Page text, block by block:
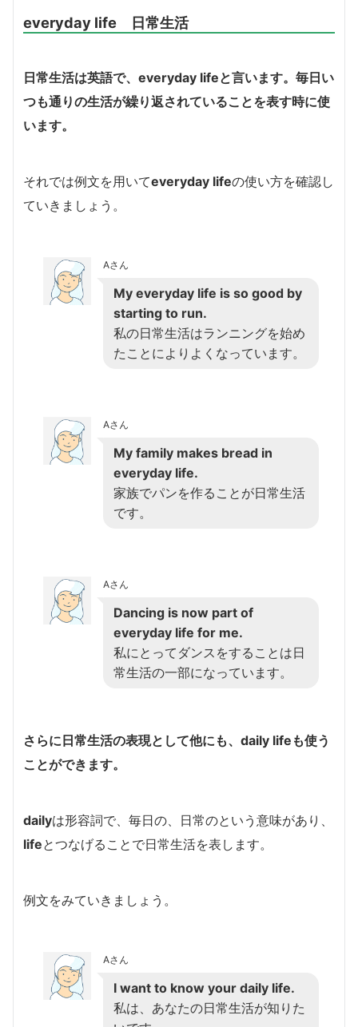
everyday life 日常生活
日常生活は英語で、 everyday lifeと言います。 毎日い
つも通りの生活が繰り返されていることを表す時に使
います。
それでは例文を用いてeveryday lifeの使い方を確認し
ていきましょう。
Aさん
My everyday life is so good by
starting to run.
私の日常生活はランニングを始め
たことによりよくなっています。
Aさん
My family makes bread in
everyday life.
家族でパンを作ることが日常生活
です。
Aさん
Dancing is now part of
everyday life for me.
私にとってダンスをすることは日
常生活の一部になっています。
さらに日常生活の表現として他にも、 daily life も使う
ことができます。
dailyは形容詞で、毎日の、日常のという意味があり、
lifeとつなげることで日常生活を表します。
例文をみていきましょう。
Aさん
I want to know your daily life.
私は、あなたの日常生活が知りた